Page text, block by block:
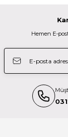
Hemen E-